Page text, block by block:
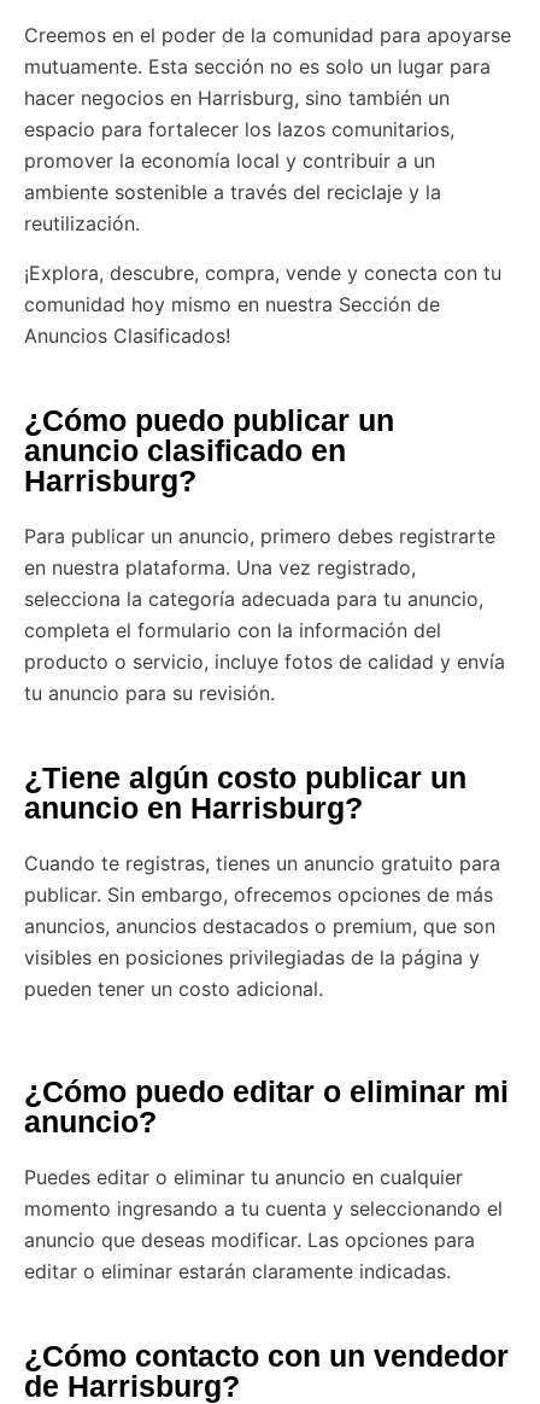
Creemos en el poder de la comunidad para apoyarse
mutuamente. Esta sección no es solo un lugar para
hacer negocios en Harrisburg, sino también un
espacio para fortalecer los lazos comunitarios,
promover la economía local y contribuir a un
ambiente sostenible a través del reciclaje y la
reutilización.
¡Explora, descubre, compra, vende y conecta con tu
comunidad hoy mismo en nuestra Sección de
Anuncios Clasificados!
¿Cómo puedo publicar un
anuncio clasificado en
Harrisburg?
Para publicar un anuncio, primero debes registrarte
en nuestra plataforma. Una vez registrado,
selecciona la categoría adecuada para tu anuncio,
completa el formulario con la información del
producto o servicio, incluye fotos de calidad y envía
tu anuncio para su revisión.
¿Tiene algún costo publicar un
anuncio en Harrisburg?
Cuando te registras, tienes un anuncio gratuito para
publicar. Sin embargo, ofrecemos opciones de más
anuncios, anuncios destacados o premium, que son
visibles en posiciones privilegiadas de la página y
pueden tener un costo adicional.
¿Cómo puedo editar o eliminar mi
anuncio?
Puedes editar o eliminar tu anuncio en cualquier
momento ingresando a tu cuenta y seleccionando el
anuncio que deseas modificar. Las opciones para
editar o eliminar estarán claramente indicadas.
¿Cómo contacto con un vendedor
de Harrisburg?